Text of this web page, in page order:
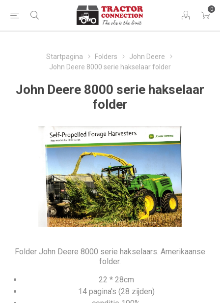
0
Startpagina Folders
John Deere
John Deere 8000 serie hakselaar folder
John Deere 8000 serie hakselaar
folder
Folder John Deere 8000 serie hakselaars. Amerikaanse
folder.
22 * 28cm
14 pagina's (28 zijden)